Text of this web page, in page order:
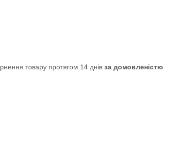
товару протягом 14 днів за домовленістю